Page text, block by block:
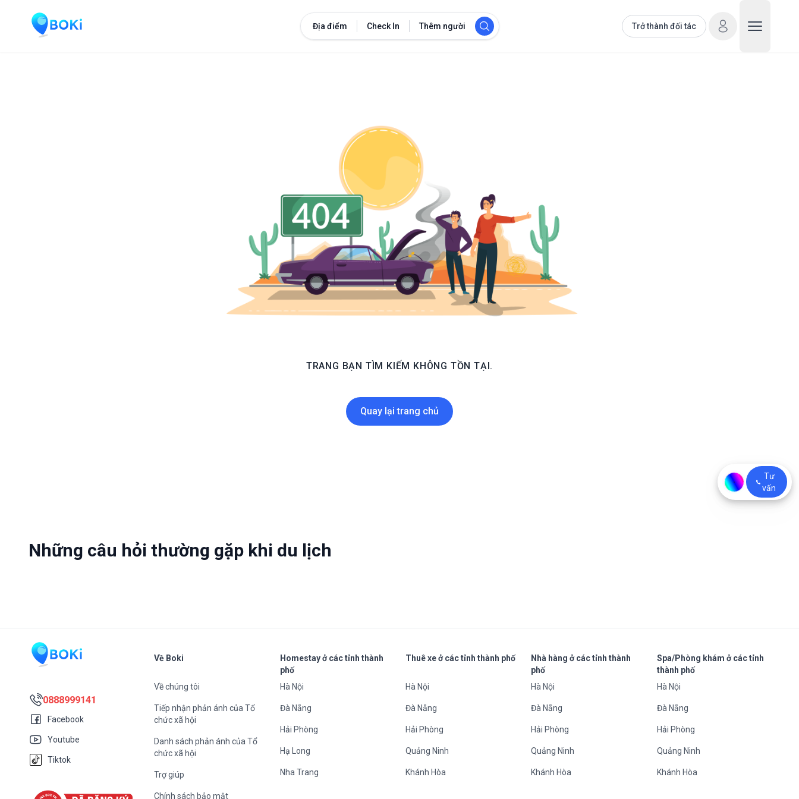
Địa điểm Check In Thêm người Trở thành đối tác
TRANG BẠN TÌM KIẾM KHÔNG TỒN TẠI.
Quay lại trang chủ
Những câu hỏi thường gặp khi du lịch
Tư
vấn
Facebook
Youtube
Tiktok
0888999141
Về Boki
Về chúng tôi
Tiếp nhận phản ánh của Tổ
chức xã hội
Danh sách phản ánh của Tổ
chức xã hội
Trợ giúp
Chính sách bảo mật
Homestay ở các tỉnh thành
phố
Hà Nội
Đà Nẵng
Hải Phòng
Hạ Long
Nha Trang
Thuê xe ở các tỉnh thành phố
Hà Nội
Đà Nẵng
Hải Phòng
Quảng Ninh
Khánh Hòa
Nhà hàng ở các tỉnh thành
phố
Hà Nội
Đà Nẵng
Hải Phòng
Quảng Ninh
Khánh Hòa
Spa/Phòng khám ở các tỉnh
thành phố
Hà Nội
Đà Nẵng
Hải Phòng
Quảng Ninh
Khánh Hòa